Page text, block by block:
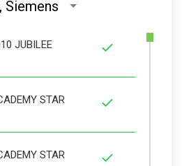
Siemens
JUBILEE
STAR
STAR